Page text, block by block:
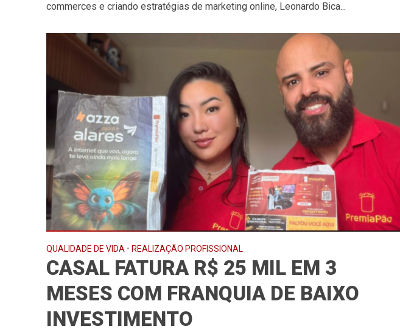
commerces e criando estratégias de marketing online, Leonardo Bica...
QUALIDADE DE VIDA • REALIZAÇÃO PROFISSIONAL
CASAL FATURA R$ 25 MIL EM 3
MESES COM FRANQUIA DE BAIXO
INVESTIMENTO